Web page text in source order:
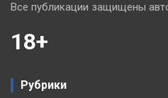
Все публикации защищены
18+
Рубрики